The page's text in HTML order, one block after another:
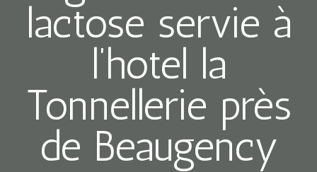
lactose servie à
l’hotel la
Tonnellerie près
de Beaugency